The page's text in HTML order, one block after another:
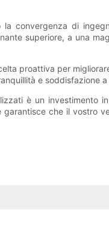
convergenza di
superiore, a una
proattiva per
e soddisfazione a
è un
che il vostro